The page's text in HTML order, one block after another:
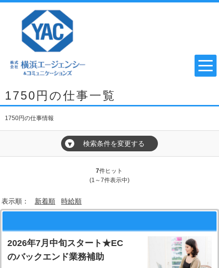
1750円の仕事一覧
1750円の仕事情報
▼ 検索条件を変更する
7件ヒット
(1～7件表示中)
表示順： 新着順 時給順
2026年7月中旬スタート★EC
のバックエンド業務補助